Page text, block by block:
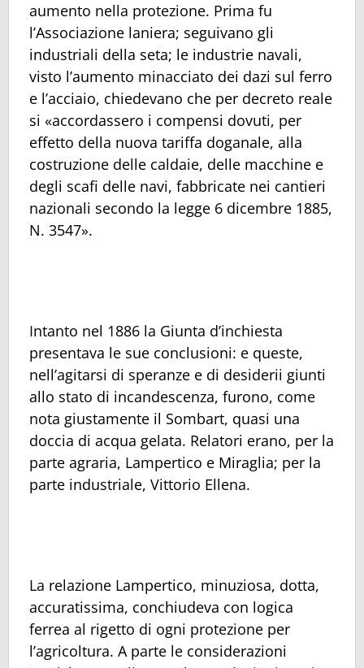
aumento nella protezione. Prima fu
l’Associazione laniera; seguivano gli
industriali della seta; le industrie navali,
visto l’aumento minacciato dei dazi sul ferro
e l’acciaio, chiedevano che per decreto reale
si «accordassero i compensi dovuti, per
effetto della nuova tariffa doganale, alla
costruzione delle caldaie, delle macchine e
degli scafi delle navi, fabbricate nei cantieri
nazionali secondo la legge 6 dicembre 1885,
N. 3547».
Intanto nel 1886 la Giunta d’inchiesta
presentava le sue conclusioni: e queste,
nell’agitarsi di speranze e di desiderii giunti
allo stato di incandescenza, furono, come
nota giustamente il Sombart, quasi una
doccia di acqua gelata. Relatori erano, per la
parte agraria, Lampertico e Miraglia; per la
parte industriale, Vittorio Ellena.
La relazione Lampertico, minuziosa, dotta,
accuratissima, conchiudeva con logica
ferrea al rigetto di ogni protezione per
l’agricoltura. A parte le considerazioni